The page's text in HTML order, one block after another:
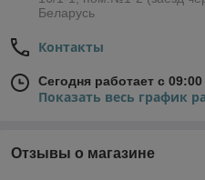
Беларусь
Контакты
Сегодня работает с
Показать весь график
Отзывы о магазине